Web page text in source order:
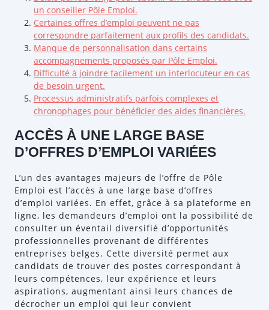
un conseiller Pôle Emploi.
Certaines offres d’emploi peuvent ne pas
correspondre parfaitement aux profils des candidats.
Manque de personnalisation dans certains
accompagnements proposés par Pôle Emploi.
Difficulté à joindre facilement un interlocuteur en cas
de besoin urgent.
Processus administratifs parfois complexes et
chronophages pour bénéficier des aides financières.
ACCÈS À UNE LARGE BASE
D’OFFRES D’EMPLOI VARIÉES
L’un des avantages majeurs de l’offre de Pôle
Emploi est l’accès à une large base d’offres
d’emploi variées. En effet, grâce à sa plateforme en
ligne, les demandeurs d’emploi ont la possibilité de
consulter un éventail diversifié d’opportunités
professionnelles provenant de différentes
entreprises belges. Cette diversité permet aux
candidats de trouver des postes correspondant à
leurs compétences, leur expérience et leurs
aspirations, augmentant ainsi leurs chances de
décrocher un emploi qui leur convient